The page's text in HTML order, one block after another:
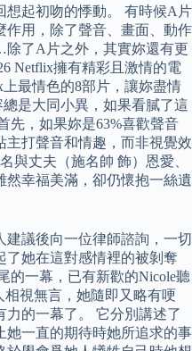
想起初吻的悸動。 有時候A片
作用，除了聲音、畫面、動作
了A片之外，其實妳還有更
Netflix擁有精彩且激情的電
最情色的8部片，讓妳盡情
是大同小異，如果看膩了這
先，如果妳是63%喜歡聲音
打聲音和情趣，而非視覺效
與丈夫（施名帥 飾）恩愛、
幸福美滿，卻仍懷抱一絲遺
議後向一位律師諮詢，一切
了她在這對感情裡的被剝奪
的一幕，已有新歡的Nicole聽
相視無言，她隨即又略有哽
力的一幕了。 它分別講述了
她一直的期待時她所追求的事